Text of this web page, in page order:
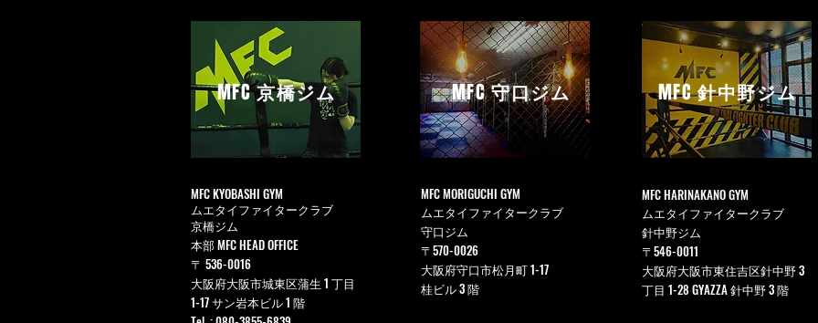
MFC京橋ジム
MFC KYOBASHI GYM
ムエタイファイタークラブ
京橋ジム
本部 MFC HEAD OFFICE
〒 536-0016
大阪府大阪市城東区蒲生 1 丁目
1-17 サン岩本ビル 1 階
MFC守口ジム
MFC MORIGUCHI GYM
ムエタイファイタークラブ
守口ジム
〒570-0026
大阪府守口市松月町 1-17
桂ビル 3 階
MFC針中野ジム
MFC HARINAKANO GYM
ムエタイファイタークラブ
針中野ジム
〒546-0011
大阪府大阪市東住吉区針中野 3
丁目 1-28 GYAZZA 針中野 3 階